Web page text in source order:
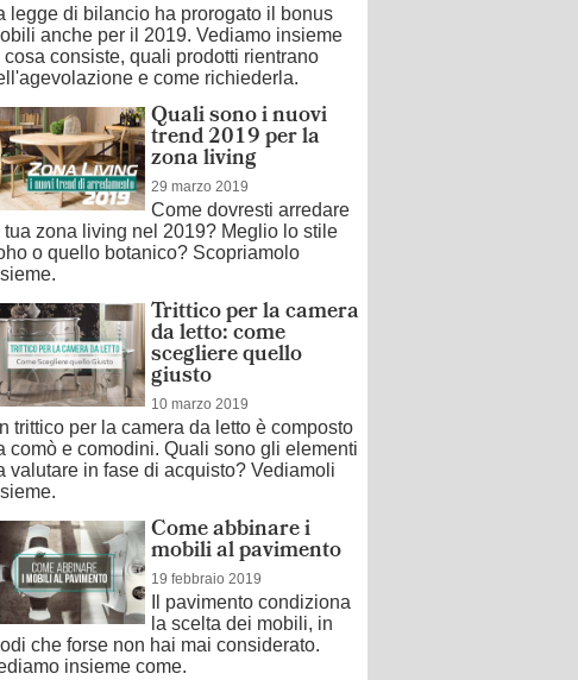
legge di bilancio ha prorogato il bonus
anche per il 2019. Vediamo insieme
cosa consiste, quali prodotti rientrano
e come richiederla.
Quali sono i nuovi
trend 2019 per la
zona living
29 marzo 2019
Come dovresti arredare
tua zona living nel 2019? Meglio lo stile
o quello botanico? Scopriamolo
Trittico per la camera
da letto: come
scegliere quello
giusto
10 marzo 2019
trittico per la camera da letto è composto
comò e comodini. Quali sono gli elementi
valutare in fase di acquisto? Vediamoli
Come abbinare i
mobili al pavimento
19 febbraio 2019
Il pavimento condiziona
la scelta dei mobili, in
che forse non hai mai considerato.
insieme come.